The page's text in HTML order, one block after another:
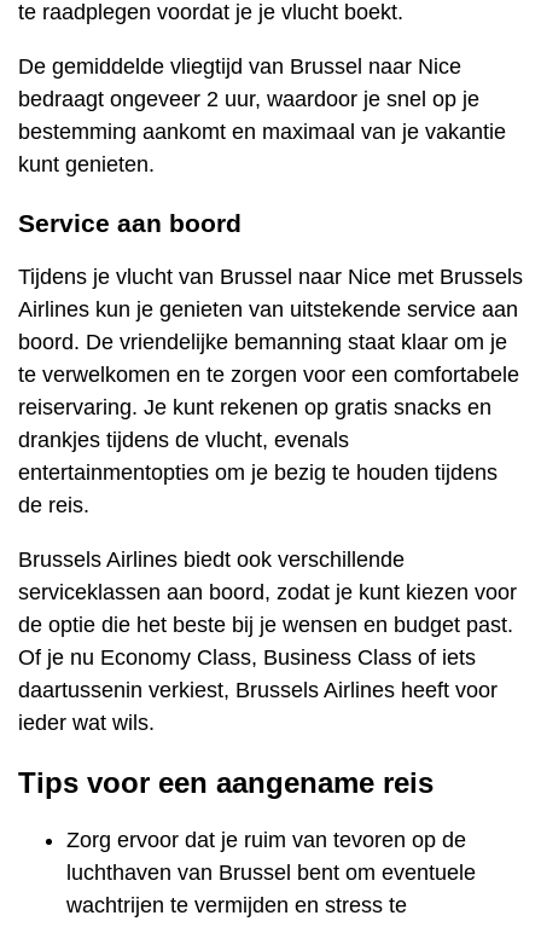
te raadplegen voordat je je vlucht boekt.
De gemiddelde vliegtijd van Brussel naar Nice
bedraagt ongeveer 2 uur, waardoor je snel op je
bestemming aankomt en maximaal van je vakantie
kunt genieten.
Service aan boord
Tijdens je vlucht van Brussel naar Nice met Brussels
Airlines kun je genieten van uitstekende service aan
boord. De vriendelijke bemanning staat klaar om je
te verwelkomen en te zorgen voor een comfortabele
reiservaring. Je kunt rekenen op gratis snacks en
drankjes tijdens de vlucht, evenals
entertainmentopties om je bezig te houden tijdens
de reis.
Brussels Airlines biedt ook verschillende
serviceklassen aan boord, zodat je kunt kiezen voor
de optie die het beste bij je wensen en budget past.
Of je nu Economy Class, Business Class of iets
daartussenin verkiest, Brussels Airlines heeft voor
ieder wat wils.
Tips voor een aangename reis
Zorg ervoor dat je ruim van tevoren op de
luchthaven van Brussel bent om eventuele
wachtrijen te vermijden en stress te